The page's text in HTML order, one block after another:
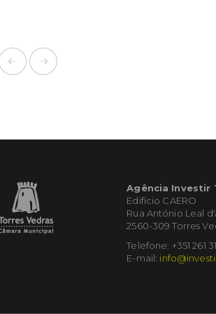
Agência Investir
Edifício CAERO
Rua António Leal
2560-309 Torres
Telefone: +351 261
E-mail: